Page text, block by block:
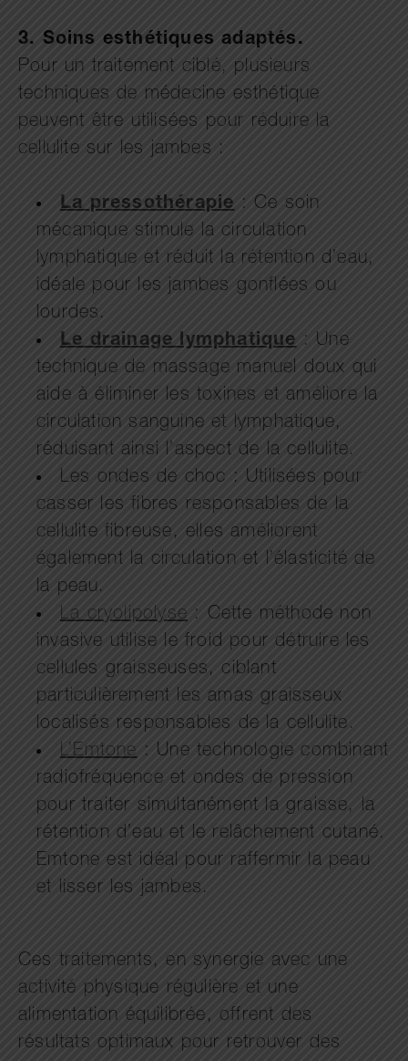
3. Soins esthétiques adaptés.
Pour un traitement ciblé, plusieurs
techniques de médecine esthétique
peuvent être utilisées pour réduire la
cellulite sur les jambes :
La pressothérapie: Ce soin
mécanique stimule la circulation
lymphatique et réduit la rétention d’eau,
idéale pour les jambes gonflées ou
lourdes.
Le drainage lymphatique: Une
technique de massage manuel doux qui
aide à éliminer les toxines et améliore la
circulation sanguine et lymphatique,
réduisant ainsi l’aspect de la cellulite.
Les ondes de choc : Utilisées pour
casser les fibres responsables de la
cellulite fibreuse, elles améliorent
également la circulation et l’élasticité de
la peau.
La cryolipolyse : Cette méthode non
invasive utilise le froid pour détruire les
cellules graisseuses, ciblant
particulièrement les amas graisseux
localisés responsables de la cellulite.
L’Emtone: Une technologie combinant
radiofréquence et ondes de pression
pour traiter simultanément la graisse, la
rétention d’eau et le relâchement cutané.
Emtone est idéal pour raffermir la peau
et lisser les jambes.
Ces traitements, en synergie avec une
activité physique régulière et une
alimentation équilibrée, offrent des
résultats optimaux pour retrouver des